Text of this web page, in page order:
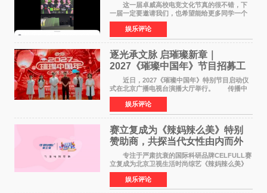
这一届卓威高校电竞文化节真的很不错，下
一届一定要邀请我们，也希望能给更多同学一个
来到现场的机会。 2026卓威高校电竞文化节
已经落下帷幕，在活动结束后，仍有不少高校电
竞社负责人和现
娱乐评论
逐光承文脉 启璀璨新章｜
2027《璀璨中国年》节目招募工
作圆满启动
近日，2027《璀璨中国年》特别节目启动仪
式在北京广播电视台演播大厅举行。 传播中
华优秀传统文化，弘扬纯正国风艺术，打造高规
格、高质感、正能量的文艺盛典，是璀璨中国年
矢志不渝的初心
娱乐评论
赛立复成为《辣妈辣么美》特别
赞助商，共探当代女性由内而外
活力美
专注于严肃抗衰的国际科研品牌CELFULL赛
立复成为北京卫视生活时尚综艺《辣妈辣么美》
的特别赞助商,明星辣妈袁咏仪倾情参与，向广大
都市女性传递健康生活新主张，寄语当代女性在
家庭与自我之间
娱乐评论